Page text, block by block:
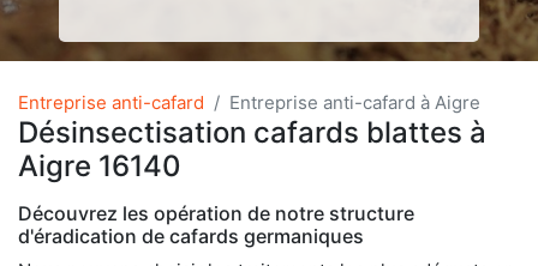
Entreprise anti-cafard Entreprise anti-cafard à Aigre
Désinsectisation cafards blattes à
Aigre 16140
Découvrez les opération de notre structure
d'éradication de cafards germaniques